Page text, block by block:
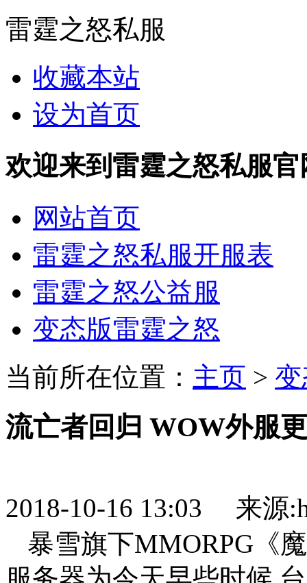
雷霆之怒私服
收藏本站
设为首页
欢迎来到雷霆之怒私服
网站首页
雷霆之怒私服开服表
雷霆之怒公益服
变态版雷霆之怒
当前所在位置： 主页 >
流亡者回归 WOW外服
2018-10-16 13:03 来源
暴雪旗下MMORPG《